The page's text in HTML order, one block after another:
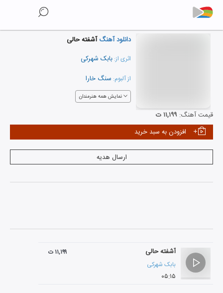
دانلود آهنگآشفته حالی
اثری از: بابک شهرکی
از آلبوم: سنگ خارا
نمایش همه هنرمندان
قیمت آهنگ: ۱۱,۱۹۹ ت
افزودن به سبد خرید
ارسال هدیه
آشفته حالی
بابک شهرکی
۰۵:۱۵
۱۱,۱۹۹ ت